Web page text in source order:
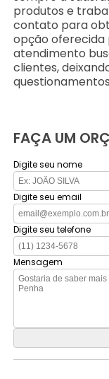
produtos e
contato para
opção oferecida
atendimento
clientes,
FAÇA UM
Digite seu nome
Digite seu email
Digite seu telefone
Mensagem